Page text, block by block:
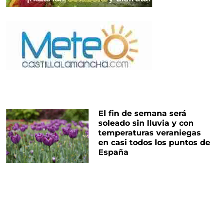
El fin de semana será
soleado sin lluvia y con
temperaturas veraniegas
en casi todos los puntos de
España